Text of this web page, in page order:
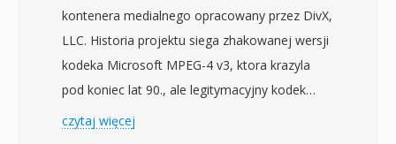
kolorów, umożliwiając krótkie, zapętlone
animacje bez potrzeby stosowania kodeka
wideo czy odtwarzacza. Format obsługuje
również przezroczystość binarną (jeden wpis
palety wyznaczony jako w pełni przezroczysty)
kontenera medialnego opracowany przez DivX,
LLC. Historia projektu siega zhakowanej wersji
kodeka Microsoft MPEG-4 v3, ktora krazyla
pod koniec lat 90., ale legitymacyjny kodek
DivX zostal wydany w styczniu 2001 roku jako
czytaj więcej